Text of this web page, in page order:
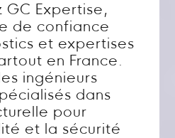
GC Expertise,
de confiance
et expertises
en France.
ingénieurs
dans
pour
et la sécurité